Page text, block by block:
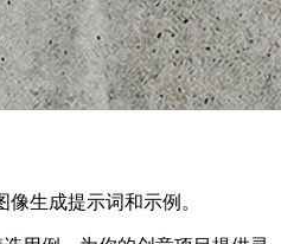
像生成提示词和示例。